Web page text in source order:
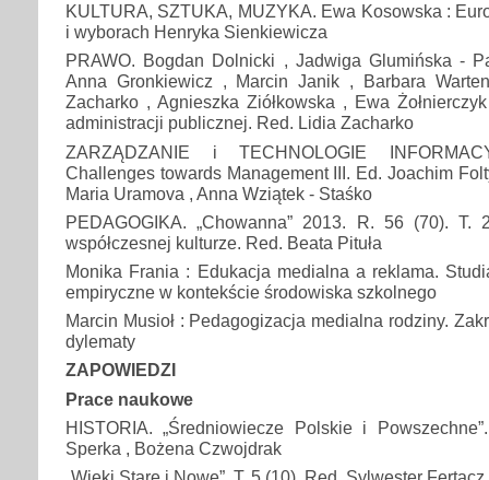
KULTURA, SZTUKA, MUZYKA. Ewa Kosowska :
i wyborach Henryka Sienkiewicza
PRAWO. Bogdan Dolnicki , Jadwiga Glumińska -
Anna Gronkiewicz , Marcin Janik , Barbara
Zacharko , Agnieszka Ziółkowska , Ewa
administracji publicznej. Red. Lidia Zacharko
ZARZĄDZANIE i TECHNOLOGIE
Challenges towards Management III. Ed. Joachim
Maria Uramova , Anna Wziątek - Staśko
PEDAGOGIKA. „Chowanna” 2013. R. 56 (70). T.
współczesnej kulturze. Red. Beata Pituła
Monika Frania : Edukacja medialna a reklama.
empiryczne w kontekście środowiska szkolnego
Marcin Musioł : Pedagogizacja medialna rodziny.
dylematy
ZAPOWIEDZI
Prace naukowe
HISTORIA. „Średniowiecze Polskie i
Sperka , Bożena Czwojdrak